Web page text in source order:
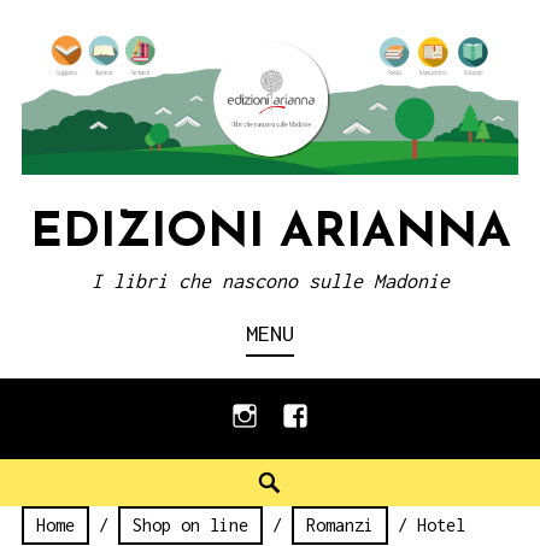
content
EDIZIONI ARIANNA
I libri che nascono sulle Madonie
MENU
instagramfacebook
Home / Shop on line / Romanzi
/ Hotel